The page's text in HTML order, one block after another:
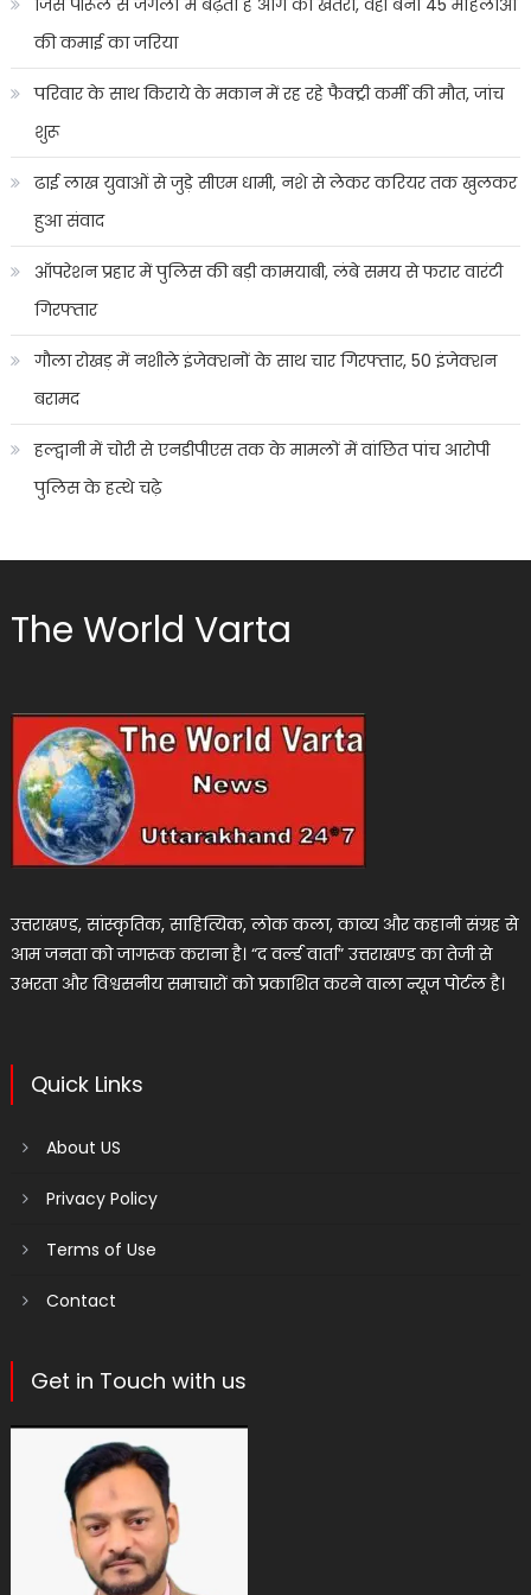
की कमाई का जरिया
परिवार के साथ किराये के मकान में रह रहे फैक्ट्री कर्मी की मौत, जांच
शुरू
ढाई लाख युवाओं से जुड़े सीएम धामी, नशे से लेकर करियर तक खुलकर
हुआ संवाद
ऑपरेशन प्रहार में पुलिस की बड़ी कामयाबी, लंबे समय से फरार वारंटी
गिरफ्तार
गौला रोखड़ में नशीले इंजेक्शनों के साथ चार गिरफ्तार, 50 इंजेक्शन
बरामद
हल्द्वानी में चोरी से एनडीपीएस तक के मामलों में वांछित पांच आरोपी
पुलिस के हत्थे चढ़े
The World Varta
उत्तराखण्ड, सांस्कृतिक, साहित्यिक, लोक कला, काव्य और कहानी संग्रह से
आम जनता को जागरूक कराना है। “द वर्ल्ड वार्ता” उत्तराखण्ड का तेजी से
उभरता और विश्वसनीय समाचारों को प्रकाशित करने वाला न्यूज पोर्टल है।
Quick Links
About US
Privacy Policy
Terms of Use
Contact
Get in Touch with us